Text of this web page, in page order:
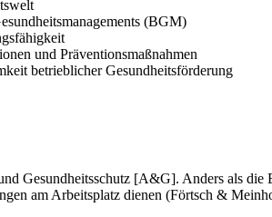
(BGM)
und Präventionsmaßnahmen
betrieblicher Gesundheitsförderung
Gesundheitsschutz [A&G]. Anders als
am Arbeitsplatz dienen (Förtsch &